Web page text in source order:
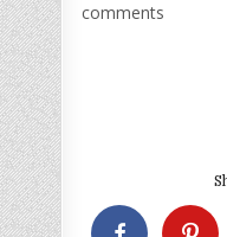
comments